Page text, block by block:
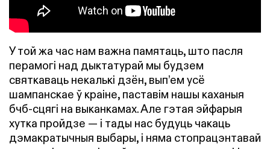
У той жа час нам важна памятаць, што пасля
перамогі над дыктатурай мы будзем
святкаваць некалькі дзён, вып’ем усё
шампанскае ў краіне, паставім нашы каханыя
бчб-сцягі на выканкамах. Але гэтая эйфарыя
хутка пройдзе — і тады нас будуць чакаць
дэмакратычныя выбары, і няма стопрацэнтавай